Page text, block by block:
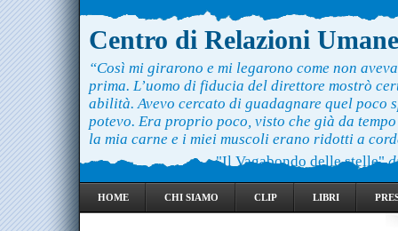
Centro di Relazioni Umane
“Così mi girarono e mi legarono come non
prima. L’uomo di fiducia del direttore mostrò
abilità. Avevo cercato di guadagnare quel poco
potevo. Era proprio poco, visto che già da
la mia carne e i miei muscoli erano ridotti a
"Il Vagabondo delle stelle"
HOME CHI SIAMO CLIP LIBRI